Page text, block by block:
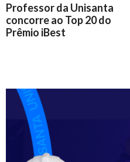
Professor da Unisanta
concorre ao Top 20 do
Prêmio iBest